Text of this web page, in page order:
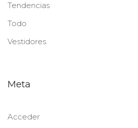
Tendencias
Todo
Vestidores
Meta
Acceder